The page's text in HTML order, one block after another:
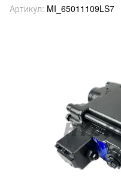
Артикул: MI_65011109LS7